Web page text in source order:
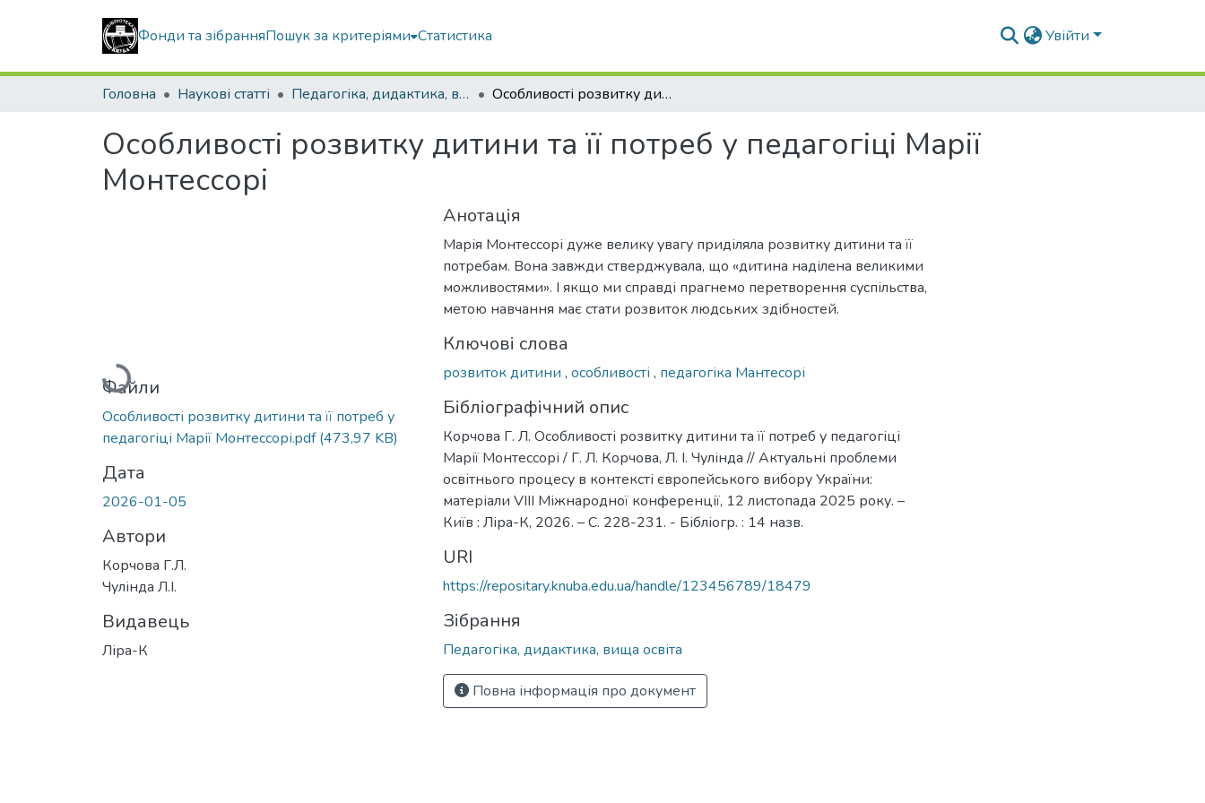
Фонди та зібранняПошук за критеріями Статистика Увійти
Головна Наукові статті Педагогіка, дидактика, вища освіта Особливості розвитку дитини та її потреб у педагогіці Марії Монтессорі
Особливості розвитку дитини та її потреб у педагогіці Марії
Монтессорі
Вантажиться...
Файли
Особливості розвитку дитини та її потреб у
педагогіці Марії Монтессорі.pdf(473,97 KB)
Дата
2026-01-05
Автори
Корчова Г.Л.
Чулінда Л.І.
Видавець
Ліра-К
Анотація
Марія Монтессорі дуже велику увагу приділяла розвитку дитини та її
потребам. Вона завжди стверджувала, що «дитина наділена великими
можливостями». І якщо ми справді прагнемо перетворення суспільства,
метою навчання має стати розвиток людських здібностей.
Ключові слова
розвиток дитини , особливості , педагогіка Мантесорі
Бібліографічний опис
Корчова Г. Л. Особливості розвитку дитини та її потреб у педагогіці
Марії Монтессорі / Г. Л. Корчова, Л. І. Чулінда // Актуальні проблеми
освітнього процесу в контексті європейського вибору України:
матеріали VIІІ Міжнародної конференції, 12 листопада 2025 року. –
Київ : Ліра-К, 2026. – С. 228-231. - Бібліогр. : 14 назв.
URI
https://repositary.knuba.edu.ua/handle/123456789/18479
Зібрання
Педагогіка, дидактика, вища освіта
Повна інформація про документ